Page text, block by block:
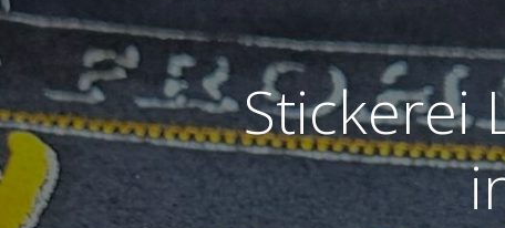
Stickerei